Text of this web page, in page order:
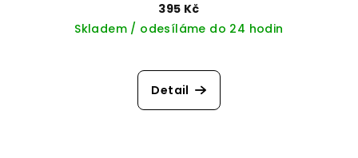
395 Kč
Skladem / odesíláme do 24 hodin
Detail